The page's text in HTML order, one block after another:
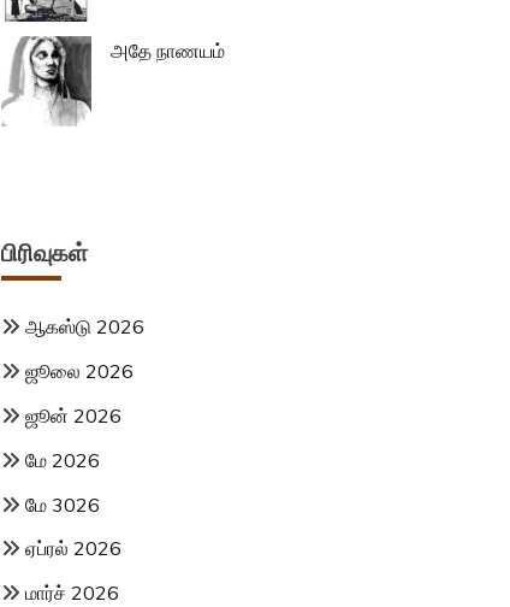
அதே நாணயம்
பிரிவுகள்
ஆகஸ்டு 2026
ஜூலை 2026
ஜூன் 2026
மே 2026
மே 3026
ஏப்ரல் 2026
மார்ச் 2026